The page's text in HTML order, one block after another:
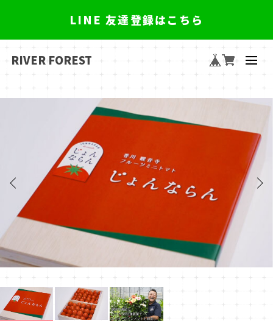
LINE 友達登録はこちら
RIVER FOREST